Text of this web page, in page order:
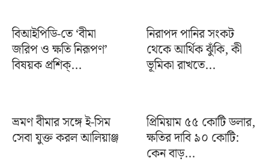
বিআইপিডি-তে ‘বীমা
জরিপ ও ক্ষতি নিরূপণ’
বিষয়ক প্রশিক্...
নিরাপদ পানির সংকট
থেকে আর্থিক ঝুঁকি, কী
ভূমিকা রাখতে...
ভ্রমণ বীমার সঙ্গে ই-সিম
সেবা যুক্ত করল আলিয়াঞ্জ
প্রিমিয়াম ৫৫ কোটি ডলার,
ক্ষতির দাবি ৯০ কোটি:
কেন বাড়...